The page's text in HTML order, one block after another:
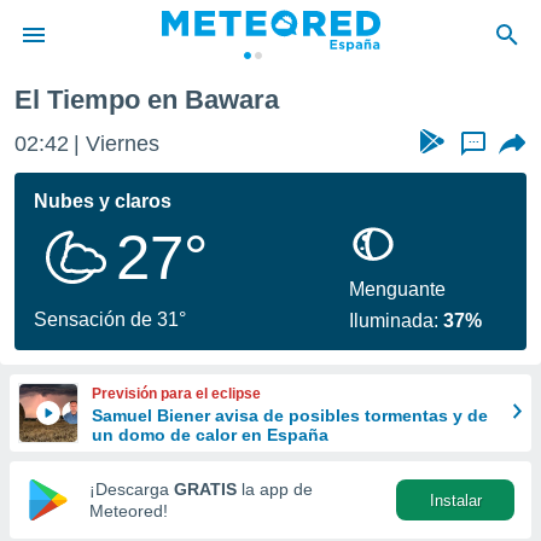
de
por
se
calidad.
a este
las
y
forma
digital
basada
El Tiempo en Bawara
02:42 Viernes ...
Nubes y claros
27°
Sensación de 31°
Menguante
Iluminada:37%
Previsión para el eclipse
Samuel Biener avisa de posibles tormentas y de
un domo de calor en España
¡Descarga GRATIS la app de
Meteored!
Instalar